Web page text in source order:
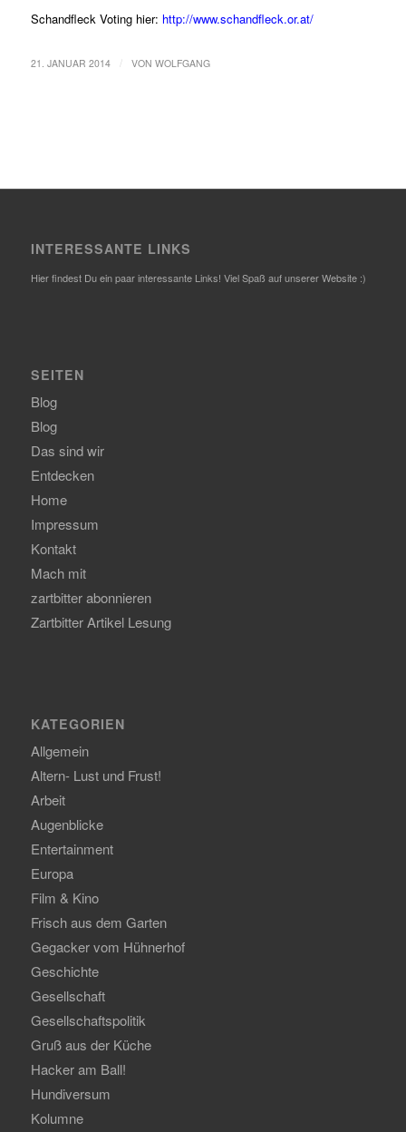
Schandfleck Voting hier: http://www.schandfleck.or.at/
21. JANUAR 2014 VON WOLFGANG
INTERESSANTE LINKS
Hier findest Du ein paar interessante Links! Viel Spaß auf unserer Website :)
SEITEN
Blog
Blog
Das sind wir
Entdecken
Home
Impressum
Kontakt
Mach mit
zartbitter abonnieren
Zartbitter Artikel Lesung
KATEGORIEN
Allgemein
Altern- Lust und Frust!
Arbeit
Augenblicke
Entertainment
Europa
Film & Kino
Frisch aus dem Garten
Gegacker vom Hühnerhof
Geschichte
Gesellschaft
Gesellschaftspolitik
Gruß aus der Küche
Hacker am Ball!
Hundiversum
Kolumne